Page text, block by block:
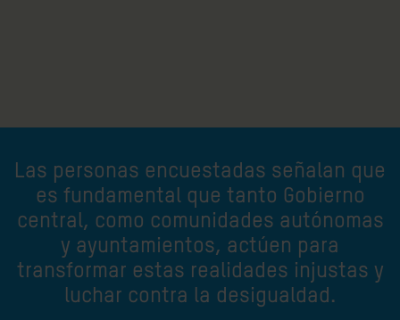
Las personas encuestadas señalan que
es fundamental que tanto Gobierno
central, como comunidades autónomas
y ayuntamientos, actúen para
transformar estas realidades injustas y
luchar contra la desigualdad.